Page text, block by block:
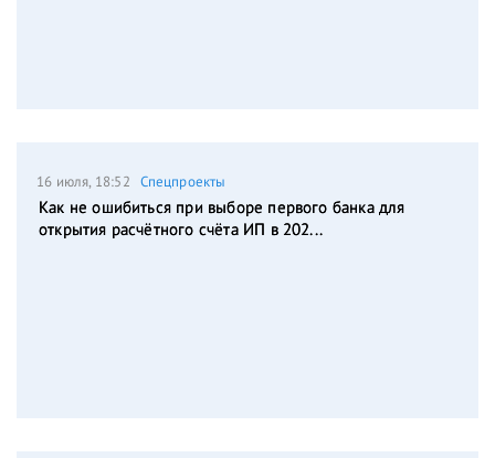
16 июля, 18:52 Спецпроекты
Как не ошибиться при выборе первого банка для
открытия расчётного счёта ИП в 202...